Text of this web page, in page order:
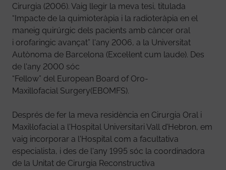
Cirurgia (2006). Vaig llegir la meva tesi, titulada
“Impacte de la quimioteràpia i la radioteràpia en el
maneig quirúrgic dels pacients amb càncer oral
i orofaringic avançat” l'any 2006, a la Universitat
Autònoma de Barcelona (Excel·lent cum laude). Des
de l'any 2000 sóc
“Fellow” del European Board of Oro-
Maxillofacial Surgery(EBOMFS).
Després de fer la meva residència en Cirurgia Oral i
Maxil·lofacial a l'Hospital Universitari Vall d’Hebron, em
vaig incorporar a l'Hospital com a facultativa
especialista, i des de l'any 1995 sóc la coordinadora
de la Unitat de Cirurgia Reconstructiva